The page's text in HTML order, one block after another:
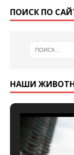
ПОИСК ПО
НАШИ